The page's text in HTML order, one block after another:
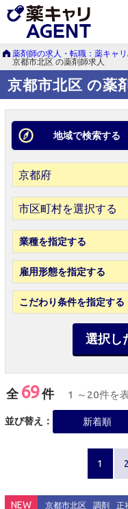
薬剤師の求人・転職：薬キャリ
京都市北区 の薬剤師求人
京都市北区 の薬
地域で検索する
市区町村を選択する
業種を指定する
雇用形態を指定する
こだわり条件を指定する
選択し
全 69件 1 ～20件を
並び替え： 新着順
1 2
NEW 京都市北区 調剤 正